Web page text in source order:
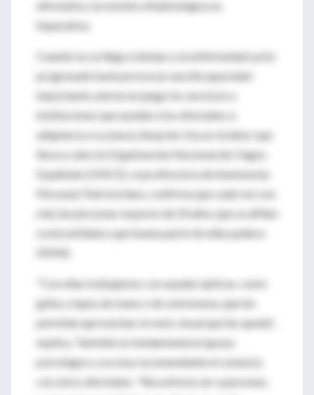
afirmativo, la revisión oftalmológica es
imperativa.
Cuando no se llega a tiempo y la enfermedad ya ha
progresado hasta provocar una discapacidad
importante, entran en juego los servicios e
instituciones que ayudan a los afectados a
adaptarse a su nueva situación. Esa es la labor que
lleva a cabo la Organización Nacional de Ciegos
Españoles (ONCE), cuya directora de Autonomía
Personal, Patricia Sanz, confirma que cada vez son
más las personas mayores de 50 años que se afilian
a esta entidad y que buena parte de ellas padece
DMAE.
"Con ellas trabajamos con ayudas ópticas, como
gafas y lupas de mano o de sobremesa, que les
permitan aprovechar el resto visual que les queda",
explica. También es fundamental el apoyo
psicológico y es muy recomendable el contacto
con otros afectados. "Reconforta ver a personas